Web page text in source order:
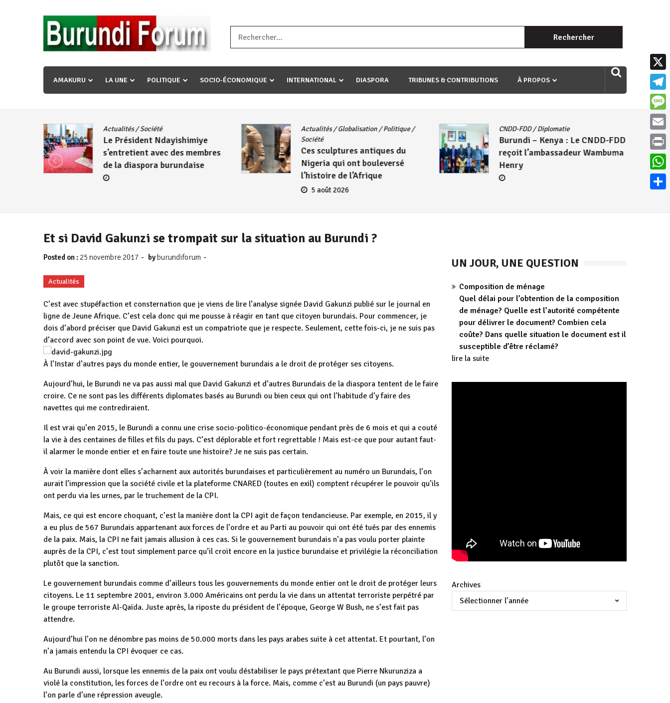
« Ingorane si ugupfa , ingorane ni ugupfa nabi ,gupfa ataco umariye umuryango wawe canke igihugu cakwibarutse .Wewe uri ngaha ndagusigiye iki kibazo : Uriko ukora iki kugira ngo
uzopfire neza umuryango n’igihugu cakwibarutse ? »
Rechercher :
AMAKURU LA UNE POLITIQUE SOCIO-ÉCONOMIQUE INTERNATIONAL DIASPORA TRIBUNES & CONTRIBUTIONS À PROPOS
Actualités/Société
Le Président Ndayishimiye
s’entretient avec des membres
de la diaspora burundaise
Actualités/Globalisation/Politique/
Société
Ces sculptures antiques du
Nigeria qui ont bouleversé
l’histoire de l’Afrique
5 août 2026
CNDD-FDD/Diplomatie
Burundi – Kenya : Le CNDD-FDD
reçoit l’ambassadeur Wambuma
Henry
Et si David Gakunzi se trompait sur la situation au Burundi ?
Posted on : 25 novembre 2017 - by burundiforum -
Actualités
C’est avec stupéfaction et consternation que je viens de lire l’analyse signée David Gakunzi publié sur le journal en
ligne de Jeune Afrique. C’est cela donc qui me pousse à réagir en tant que citoyen burundais. Pour commencer, je
dois d’abord préciser que David Gakunzi est un compatriote que je respecte. Seulement, cette fois-ci, je ne suis pas
d’accord avec son point de vue. Voici pourquoi.
À l’Instar d’autres pays du monde entier, le gouvernement burundais a le droit de protéger ses citoyens.
Aujourd’hui, le Burundi ne va pas aussi mal que David Gakunzi et d’autres Burundais de la diaspora tentent de le faire
croire. Ce ne sont pas les différents diplomates basés au Burundi ou bien ceux qui ont l’habitude d’y faire des
navettes qui me contrediraient.
Il est vrai qu’en 2015, le Burundi a connu une crise socio-politico-économique pendant près de 6 mois et qui a couté
la vie à des centaines de filles et fils du pays. C’est déplorable et fort regrettable ! Mais est-ce que pour autant faut-
il alarmer le monde entier et en faire toute une histoire? Je ne suis pas certain.
À voir la manière dont elles s’acharnent aux autorités burundaises et particulièrement au numéro un Burundais, l’on
aurait l’impression que la société civile et la plateforme CNARED (toutes en exil) comptent récupérer le pouvoir qu’ils
ont perdu via les urnes, par le truchement de la CPI.
Mais, ce qui est encore choquant, c’est la manière dont la CPI agit de façon tendancieuse. Par exemple, en 2015, il y
a eu plus de 567 Burundais appartenant aux forces de l’ordre et au Parti au pouvoir qui ont été tués par des ennemis
de la paix. Mais, la CPI ne fait jamais allusion à ces cas. Si le gouvernement burundais n’a pas voulu porter plainte
auprès de la CPI, c’est tout simplement parce qu’il croit encore en la justice burundaise et privilégie la réconciliation
plutôt que la sanction.
Le gouvernement burundais comme d’ailleurs tous les gouvernements du monde entier ont le droit de protéger leurs
citoyens. Le 11 septembre 2001, environ 3.000 Américains ont perdu la vie dans un attentat terroriste perpétré par
le groupe terroriste Al-Qaïda. Juste après, la riposte du président de l’époque, George W Bush, ne s’est fait pas
attendre.
Aujourd’hui l’on ne dénombre pas moins de 50.000 morts dans les pays arabes suite à cet attentat. Et pourtant, l’on
n’a jamais entendu la CPI évoquer ce cas.
Au Burundi aussi, lorsque les ennemis de la paix ont voulu déstabiliser le pays prétextant que Pierre Nkurunziza a
violé la constitution, les forces de l’ordre ont eu recours à la force. Mais, comme c’est au Burundi (un pays pauvre)
l’on parle d’une répression aveugle.
UN JOUR, UNE QUESTION
Composition de ménage
Quel délai pour l’obtention de la composition
de ménage? Quelle est l’autorité compétente
pour délivrer le document? Combien cela
coûte? Dans quelle situation le document est il
susceptible d’être réclamé?
lire la suite
Archives
X
Email
Print